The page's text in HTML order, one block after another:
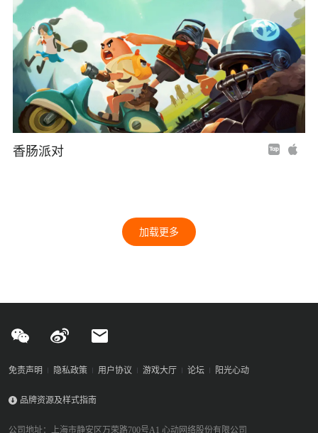
香肠派对
加载更多
免责声明 隐私政策 用户协议 游戏大厅 论坛 阳光心动
品牌资源及样式指南
公司地址：上海市静安区万荣路700号A1 心动网络股份有限公司